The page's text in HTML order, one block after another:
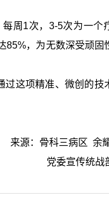
周1次，3-5次为一个
85%，为无数深受顽固
过这项精准、微创的技
来源：骨科三病区 余
党委宣传统战